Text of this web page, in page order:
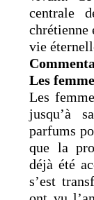
centrale
chrétienne
vie
Les
Les
jusqu’à
parfums
que la
déjà été
s’est